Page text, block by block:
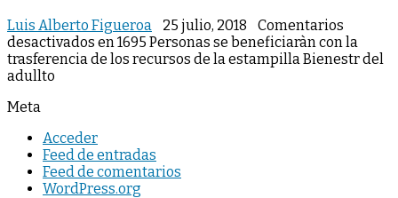
Luis Alberto Figueroa 25 julio, 2018
Comentarios
desactivados en 1695 Personas se beneficiaràn con la
trasferencia de los recursos de la estampilla Bienestr del
adullto
Meta
Acceder
Feed de entradas
Feed de comentarios
WordPress.org